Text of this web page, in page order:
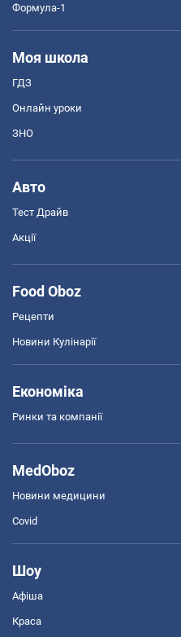
Формула-1
Моя школа
ГДЗ
Онлайн уроки
ЗНО
Авто
Тест Драйв
Акції
Food Oboz
Рецепти
Новини Кулінарії
Економіка
Ринки та компанії
MedOboz
Новини медицини
Covid
Шоу
Афіша
Краса